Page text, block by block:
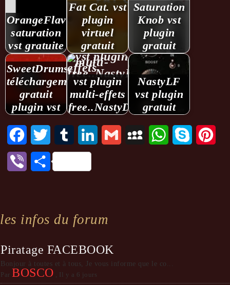
OrangeFlavor.
saturation
vst gratuite
Fat Cat. vst
plugin
virtuel
gratuit
Saturation
Knob vst
plugin
gratuit
SweetDrums.
téléchargement
gratuit
plugin vst
vst plugin
multi-effets
free..NastyDLA
NastyLF
vst plugin
gratuit
FacebookTwitter Tumblr LinkedInGmail MySpaceWhatsAppSkype
Viber Partager
les infos du forum
Piratage FACEBOOK
Bonjour à toutes et à tous, Je vous informe que le co...
Par BOSCO , Il y a 6 jours